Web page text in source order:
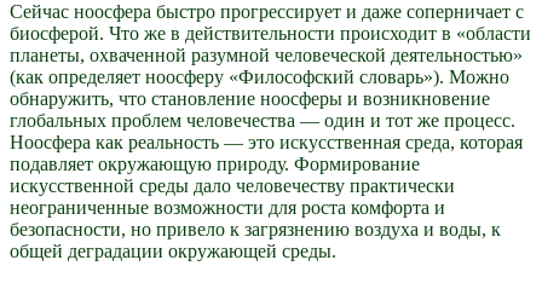
Сейчас ноосфера быстро прогрессирует и даже соперничает с
биосферой. Что же в действительности происходит в «области
планеты, охваченной разумной человеческой деятельностью»
(как определяет ноосферу «Философский словарь»). Можно
обнаружить, что становление ноосферы и возникновение
глобальных проблем человечества — один и тот же процесс.
Ноосфера как реальность — это искусственная среда, которая
подавляет окружающую природу. Формирование
искусственной среды дало человечеству практически
неограниченные возможности для роста комфорта и
безопасности, но привело к загрязнению воздуха и воды, к
общей деградации окружающей среды.